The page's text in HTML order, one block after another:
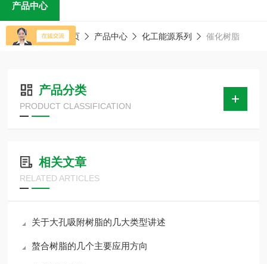
在线留言
产品中心
当前位置：首页 产品中心 化工能源系列 催化树脂
产品分类
PRODUCT CLASSIFICATION
相关文章
RELATED ARTICLES
关于大孔吸附树脂的几大类型讲述
螯合树脂的几个主要应用方向